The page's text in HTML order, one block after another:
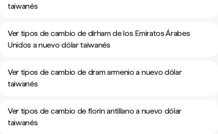
taiwanés
Ver tipos de cambio de dírham de los Emiratos Árabes
Unidos a nuevo dólar taiwanés
Ver tipos de cambio de dram armenio a nuevo dólar
taiwanés
Ver tipos de cambio de florín antillano a nuevo dólar
taiwanés